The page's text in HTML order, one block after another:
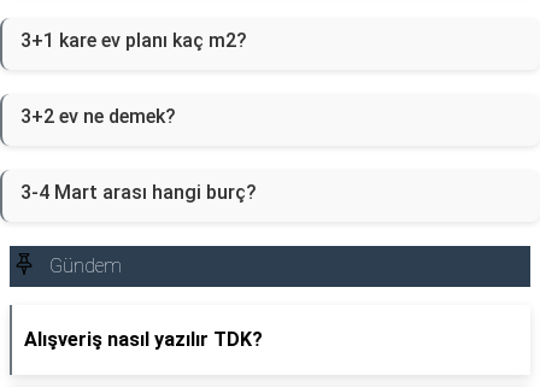
3+1 kare ev planı kaç m2?
3+2 ev ne demek?
3-4 Mart arası hangi burç?
Gündem
Alışveriş nasıl yazılır TDK?